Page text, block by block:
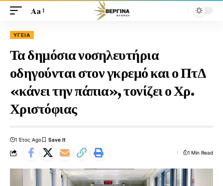
Aa
ΥΓΕΊΑ
Τα δημόσια νοσηλευτήρια
οδηγούνται στον γκρεμό και ο ΠτΔ
«κάνει την πάπια», τονίζει ο Χρ.
Χριστόφιας
1 Έτος Ago
1 Min Read